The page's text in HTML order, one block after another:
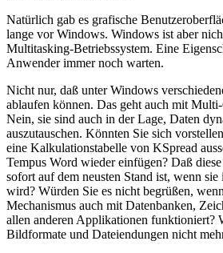
Natürlich gab es grafische
lange vor Windows. Windows ist aber
Multitasking-Betriebssystem. Eine
Anwender immer noch warten.
Nicht nur, daß unter Windows
ablaufen können. Das geht auch mit
Nein, sie sind auch in der Lage, Daten
auszutauschen. Könnten Sie sich
eine Kalkulationstabelle von KSpread
Tempus Word wieder einfügen? Daß
sofort auf dem neusten Stand ist, wenn
wird? Würden Sie es nicht begrüßen,
Mechanismus auch mit Datenbanken,
allen anderen Applikationen funktioniert?
Bildformate und Dateiendungen nicht